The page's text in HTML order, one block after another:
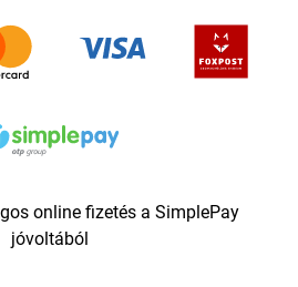
online fizetés a SimplePay
jóvoltából